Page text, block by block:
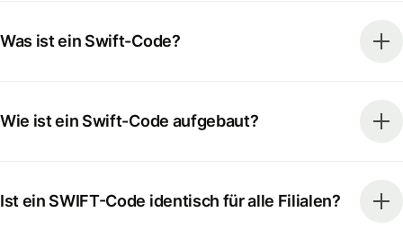
Was ist ein Swift-Code?
Wie ist ein Swift-Code aufgebaut?
Ist ein SWIFT-Code identisch für alle Filialen?